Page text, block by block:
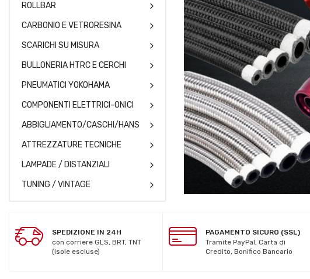
ROLLBAR
CARBONIO E VETRORESINA
SCARICHI SU MISURA
BULLONERIA HTRC E CERCHI
PNEUMATICI YOKOHAMA
COMPONENTI ELETTRICI-ONICI
ABBIGLIAMENTO/CASCHI/HANS
ATTREZZATURE TECNICHE
LAMPADE / DISTANZIALI
TUNING / VINTAGE
SPEDIZIONE IN 24H
con corriere GLS, BRT, TNT
(isole escluse)
PAGAMENTO SICURO (SSL)
Tramite PayPal, Carta di
Credito, Bonifico Bancario